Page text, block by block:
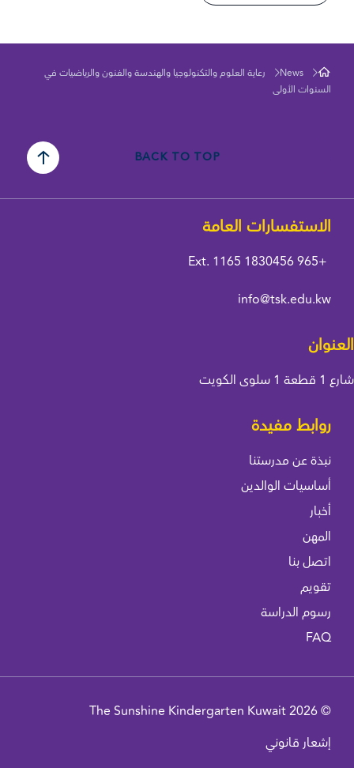
News
رعاية العلوم والتكنولوجيا والهندسة والفنون والرياضيات في
السنوات الأولى
BACK TO TOP
الاستفسارات العامة
+965 1830456
info@tsk.edu.kw
العنوان
شارع 1 قطعة 1 سلوى الكويت
روابط مفيدة
نبذة عن مدرستنا
أساسيات الوالدين
أخبار
المهن
اتصل بنا
تقويم
رسوم الدراسة
FAQ
© 2026 The Sunshine Kindergarten Kuwait
إشعار قانوني